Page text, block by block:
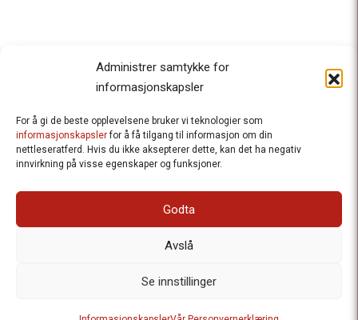
Administrer samtykke for
informasjonskapsler
For å gi de beste opplevelsene bruker vi teknologier som
informasjonskapslerfor å få tilgang til informasjon om din
nettleseratferd. Hvis du ikke aksepterer dette, kan det ha negativ
innvirkning på visse egenskaper og funksjoner.
Godta
Avslå
Se innstillinger
Besteforeldrenes klimaaksjon
Ansvarlig redaktør
: Halfdan Wiik |
: Postboks 1231 Vika, 0110 Oslo.
Organisasjonsnummer